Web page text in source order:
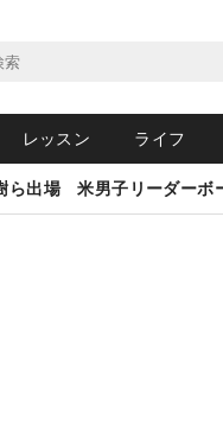
レッスン ライフ
ら出場 米男子リーダーボ